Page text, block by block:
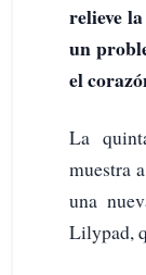
relieve
un
el
La
muestra
una
Lilypad,